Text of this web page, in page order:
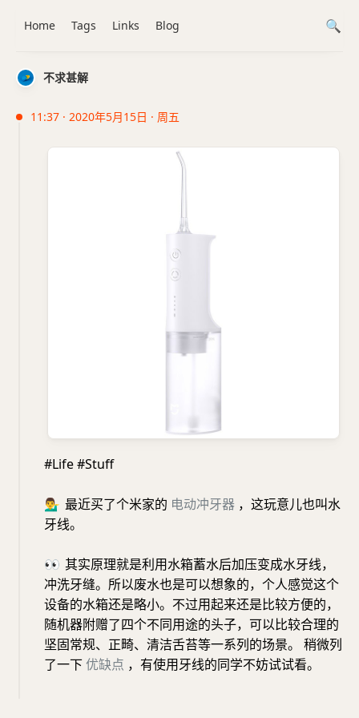
不求甚解
11:37 · 2020年5月15日 · 周五
#Life #Stuff
💁‍♂️ 最近买了个米家的 电动冲牙器 ，这玩意儿也叫水
牙线。
👀 其实原理就是利用水箱蓄水后加压变成水牙线，
冲洗牙缝。所以废水也是可以想象的，个人感觉这个
设备的水箱还是略小。不过用起来还是比较方便的，
随机器附赠了四个不同用途的头子，可以比较合理的
坚固常规、正畸、清洁舌苔等一系列的场景。 稍微列
了一下优缺点 ，有使用牙线的同学不妨试试看。
Home Tags Links Blog